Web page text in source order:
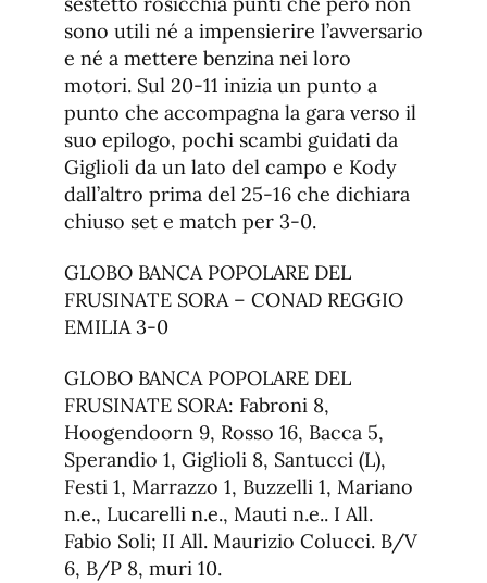
sono utili né a impensierire l’avversario
e né a mettere benzina nei loro
motori. Sul 20-11 inizia un punto a
punto che accompagna la gara verso il
suo epilogo, pochi scambi guidati da
Giglioli da un lato del campo e Kody
dall’altro prima del 25-16 che dichiara
chiuso set e match per 3-0.
GLOBO BANCA POPOLARE DEL
FRUSINATE SORA – CONAD REGGIO
EMILIA 3-0
GLOBO BANCA POPOLARE DEL
FRUSINATE SORA: Fabroni 8,
Hoogendoorn 9, Rosso 16, Bacca 5,
Sperandio 1, Giglioli 8, Santucci (L),
Festi 1, Marrazzo 1, Buzzelli 1, Mariano
n.e., Lucarelli n.e., Mauti n.e.. I All.
Fabio Soli; II All. Maurizio Colucci. B/V
6, B/P 8, muri 10.